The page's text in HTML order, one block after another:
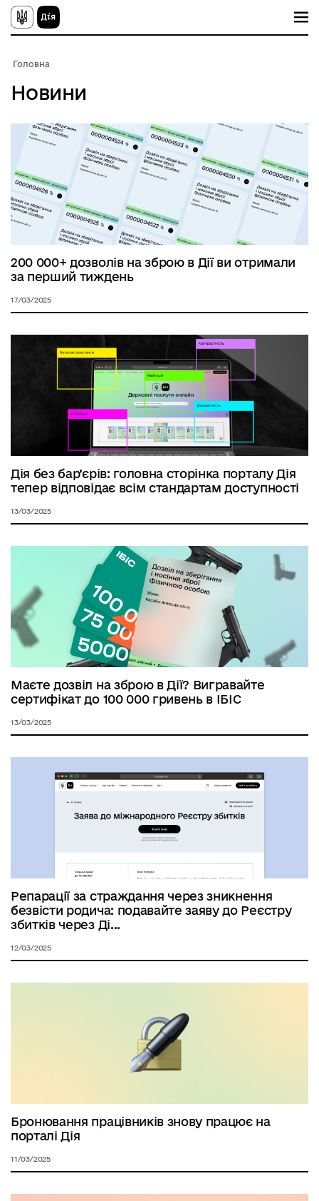
П
е
р
й
и
д
н
г
о
в
і
т
у
Головна
Новини
200 000+ дозволів на зброю в Дії ви отримали
за перший тиждень
17/03/2025
Дія без бар’єрів: головна сторінка порталу Дія
тепер відповідає всім стандартам доступності
13/03/2025
Маєте дозвіл на зброю в Дії? Вигравайте
сертифікат до 100 000 гривень в ІБІС
13/03/2025
Репарації за страждання через зникнення
безвісти родича: подавайте заяву до Реєстру
збитків через Ді...
12/03/2025
Бронювання працівників знову працює на
порталі Дія
11/03/2025